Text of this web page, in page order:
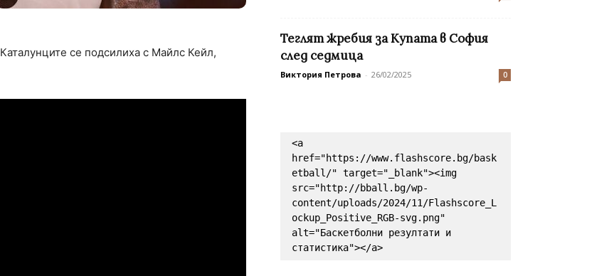
Каталунците се подсилиха с Майлс Кейл,
Теглят жребия за Купата в София
след седмица
Виктория Петрова - 26/02/2025 0
<a
href="https://www.flashscore.bg/bask
etball/" target="_blank"><img
src="http://bball.bg/wp-
content/uploads/2024/11/Flashscore_L
ockup_Positive_RGB-svg.png"
alt="Баскетболни резултати и
статистика"></a>